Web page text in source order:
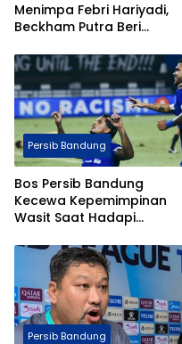
Menimpa Febri Hariyadi,
Beckham Putra Beri
Persib Bandung
Bos Persib Bandung
Kecewa Kepemimpinan
Wasit Saat Hadapi
Desak Penggunaan Wasit
Asing
Persib Bandung